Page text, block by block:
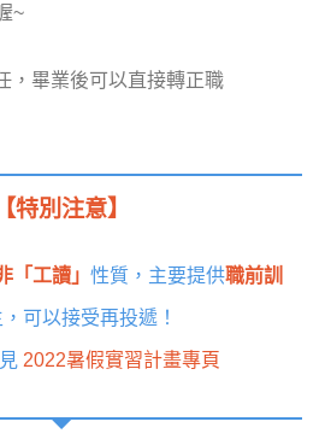
~
，畢業後可以直接轉正職
【特別注意】
「工讀」 性質，主要提供職前訓
可以接受再投遞！
2022暑假實習計畫專頁